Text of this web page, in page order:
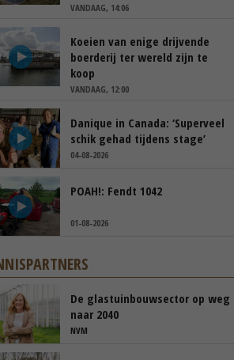
VANDAAG, 14:06
Koeien van enige drijvende
boerderij ter wereld zijn te
koop
VANDAAG, 12:00
Danique in Canada: ‘Superveel
schik gehad tijdens stage’
04-08-2026
POAH!: Fendt 1042
01-08-2026
De glastuinbouwsector op weg
naar 2040
NVM